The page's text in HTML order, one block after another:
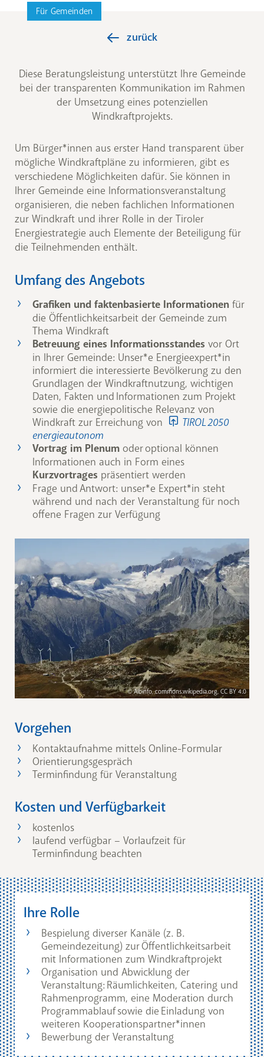
zurück
Für Gemeinden
Diese Beratungsleistung unterstützt Ihre Gemeinde
bei der transparenten Kommunikation im Rahmen
der Umsetzung eines potenziellen
Windkraftprojekts.
Um Bürger*innen aus erster Hand transparent über
mögliche Windkraftpläne zu informieren, gibt es
verschiedene Möglichkeiten dafür. Sie können in
Ihrer Gemeinde eine Informationsveranstaltung
organisieren, die neben fachlichen Informationen
zur Windkraft und ihrer Rolle in der Tiroler
Energiestrategie auch Elemente der Beteiligung für
die Teilnehmenden enthält.
Umfang des Angebots
Grafiken und faktenbasierte Informationen für
die Öffentlichkeitsarbeit der Gemeinde zum
Thema Windkraft
Betreuung eines Informationsstandes vor Ort
in Ihrer Gemeinde: Unser*e Energieexpert*in
informiert die interessierte Bevölkerung zu den
Grundlagen der Windkraftnutzung, wichtigen
Daten, Fakten und Informationen zum Projekt
sowie die energiepolitische Relevanz von
Windkraft zur Erreichung von
TIROL 2050
energieautonom
Vortrag im Plenum oder optional können
Informationen auch in Form eines
Kurzvortrages präsentiert werden
Frage und Antwort: unser*e Expert*in steht
während und nach der Veranstaltung für noch
offene Fragen zur Verfügung
© Albinfo, commons.wikipedia.org, CC BY 4.0
Vorgehen
Kontaktaufnahme mittels Online-Formular
Orientierungsgespräch
Terminfindung für Veranstaltung
Kosten und Verfügbarkeit
kostenlos
laufend verfügbar – Vorlaufzeit für
Terminfindung beachten
Ihre Rolle
Bespielung diverser Kanäle (z. B.
Gemeindezeitung) zur Öffentlichkeitsarbeit
mit Informationen zum Windkraftprojekt
Organisation und Abwicklung der
Veranstaltung: Räumlichkeiten, Catering und
Rahmenprogramm, eine Moderation durch
Programmablauf sowie die Einladung von
weiteren Kooperationspartner*innen
Bewerbung der Veranstaltung